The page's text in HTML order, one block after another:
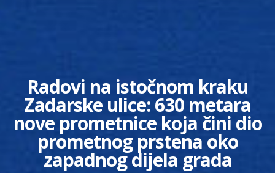
Radovi na istočnom kraku
Zadarske ulice: 630 metara
nove prometnice koja čini dio
prometnog prstena oko
zapadnog dijela grada